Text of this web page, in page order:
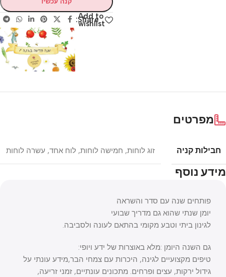
Add to
wishlist
Share:
מפרטים
חבילות קניה זוג לוחות, חמישה לוחות, לוח אחד, עשרה לוחות
מידע נוסף
פותחים שנה עם סדר והשראה
יומן שנתי שהוא גם מדריך שבועי
לגינון ביתי וטבע מקומי בהתאם לעונה ולסביבה.
גם השנה היומן :מלא באוצרות של ידע ויופי:
טיפים מקצועיים לגינה, היכרות עם צמחי הבר,מידע עונתי על
גידול ירקות, עצים ופרחים. מתכונים עונתיים, זמני זריעה,